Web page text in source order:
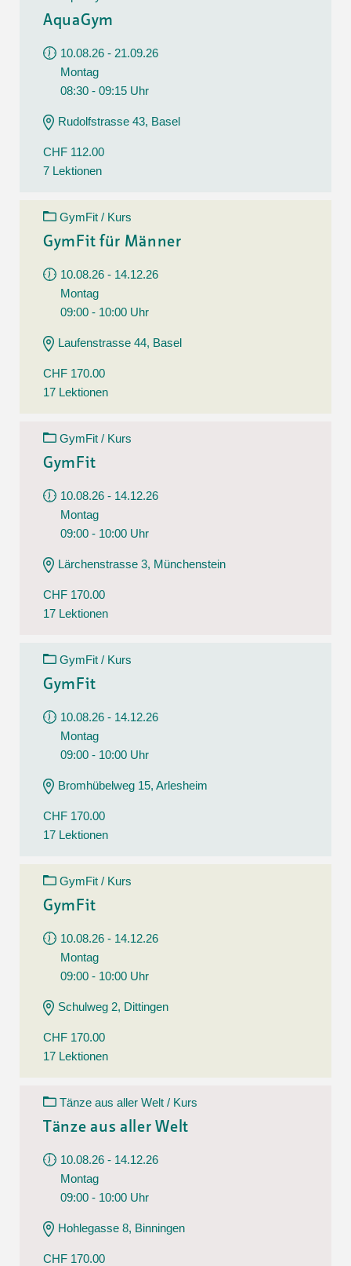
AquaGym
10.08.26 - 21.09.26
Montag
08:30 - 09:15 Uhr
Rudolfstrasse 43, Basel
CHF 112.00
7 Lektionen
GymFit / Kurs
GymFit für Männer
10.08.26 - 14.12.26
Montag
09:00 - 10:00 Uhr
Laufenstrasse 44, Basel
CHF 170.00
17 Lektionen
GymFit / Kurs
GymFit
10.08.26 - 14.12.26
Montag
09:00 - 10:00 Uhr
Lärchenstrasse 3, Münchenstein
CHF 170.00
17 Lektionen
GymFit / Kurs
GymFit
10.08.26 - 14.12.26
Montag
09:00 - 10:00 Uhr
Bromhübelweg 15, Arlesheim
CHF 170.00
17 Lektionen
GymFit / Kurs
GymFit
10.08.26 - 14.12.26
Montag
09:00 - 10:00 Uhr
Schulweg 2, Dittingen
CHF 170.00
17 Lektionen
Tänze aus aller Welt / Kurs
Tänze aus aller Welt
10.08.26 - 14.12.26
Montag
09:00 - 10:00 Uhr
Hohlegasse 8, Binningen
CHF 170.00